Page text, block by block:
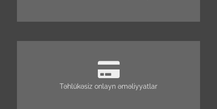
Təhlükəsiz onlayn əməliyyatlar